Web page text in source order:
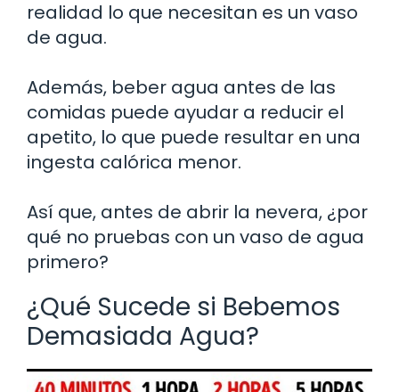
realidad lo que necesitan es un vaso
de agua.
Además, beber agua antes de las
comidas puede ayudar a reducir el
apetito, lo que puede resultar en una
ingesta calórica menor.
Así que, antes de abrir la nevera, ¿por
qué no pruebas con un vaso de agua
primero?
¿Qué Sucede si Bebemos
Demasiada Agua?